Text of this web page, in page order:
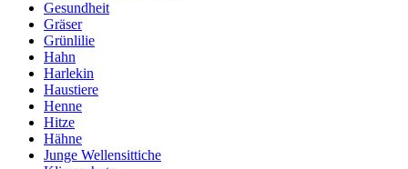
Gesundheit
Gräser
Grünlilie
Hahn
Harlekin
Haustiere
Henne
Hitze
Hähne
Junge Wellensittiche